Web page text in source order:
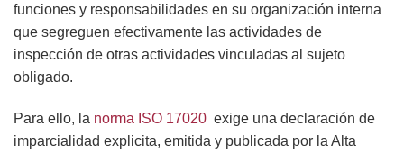
funciones y responsabilidades en su organización interna
que segreguen efectivamente las actividades de
inspección de otras actividades vinculadas al sujeto
obligado.
Para ello, la norma ISO 17020 exige una declaración de
imparcialidad explicita, emitida y publicada por la Alta